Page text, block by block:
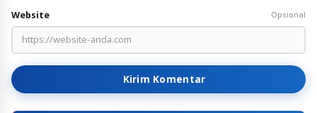
Website Opsional
Kirim Komentar